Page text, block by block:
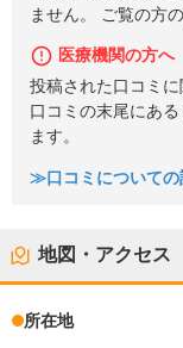
ません。 ご覧の方
医療機関の方へ
投稿された口コミ
口コミの末尾にあ
ます。
≫口コミについての
地図・アクセス
所在地